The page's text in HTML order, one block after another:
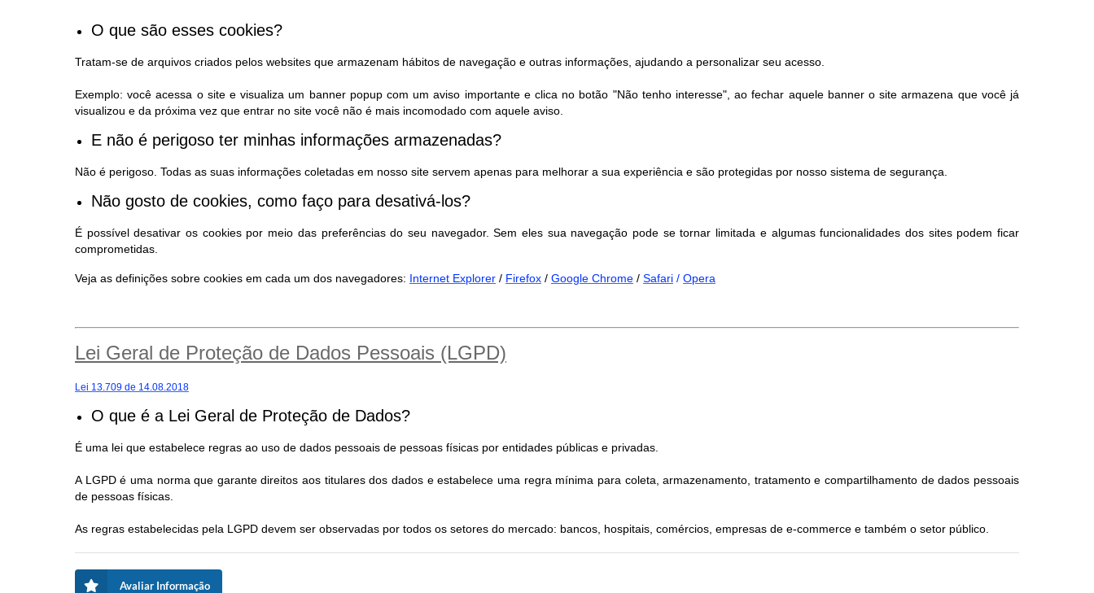
O que são esses cookies?
Tratam-se de arquivos criados pelos websites que armazenam hábitos de navegação e outras informações, ajudando a personalizar seu acesso.
Exemplo: você acessa o site e visualiza um banner popup com um aviso importante e clica no botão "Não tenho interesse", ao fechar aquele banner o site armazena que você já
visualizou e da próxima vez que entrar no site você não é mais incomodado com aquele aviso.
E não é perigoso ter minhas informações armazenadas?
Não é perigoso. Todas as suas informações coletadas em nosso site servem apenas para melhorar a sua experiência e são protegidas por nosso sistema de segurança.
Não gosto de cookies, como faço para desativá-los?
É possível desativar os cookies por meio das preferências do seu navegador. Sem eles sua navegação pode se tornar limitada e algumas funcionalidades dos sites podem ficar
comprometidas.
Veja as definições sobre cookies em cada um dos navegadores: Internet Explorer / Firefox / Google Chrome / Safari / Opera
Lei Geral de Proteção de Dados Pessoais (LGPD)
Lei 13.709 de 14.08.2018
O que é a Lei Geral de Proteção de Dados?
É uma lei que estabelece regras ao uso de dados pessoais de pessoas físicas por entidades públicas e privadas.
A LGPD é uma norma que garante direitos aos titulares dos dados e estabelece uma regra mínima para coleta, armazenamento, tratamento e compartilhamento de dados pessoais
de pessoas físicas.
As regras estabelecidas pela LGPD devem ser observadas por todos os setores do mercado: bancos, hospitais, comércios, empresas de e-commerce e também o setor público.
Avaliar Informação